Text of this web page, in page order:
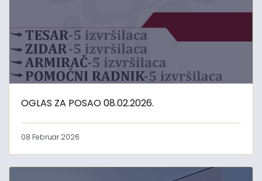
OGLAS ZA POSAO 08.02.2026.
08 Februar 2026